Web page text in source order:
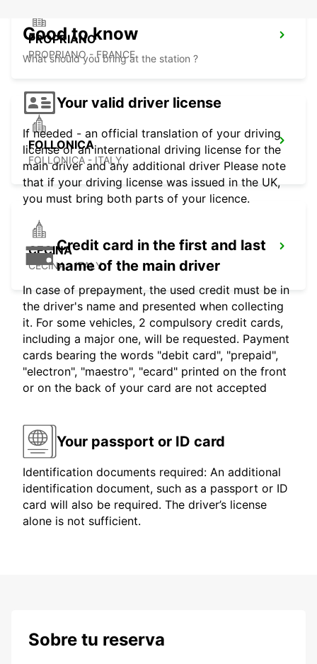
PROPRIANO
PROPRIANO - FRANCE
FOLLONICA
FOLLONICA - ITALY
CECINA
CECINA - ITALY
Good to know
What should you bring at the station ?
Your valid driver license
If needed - an official translation of your driving
license or an international driving license for the
main driver and any additional driver Please note
that if your driving license was issued in the UK,
you must bring both parts of your licence.
Credit card in the first and last
name of the main driver
In case of prepayment, the used credit must be in
the driver's name and presented when collecting
it. For some vehicles, 2 compulsory credit cards,
including a major one, will be requested. Payment
cards bearing the words "debit card", "prepaid",
"electron", "maestro", "ecard" printed on the front
or on the back of your card are not accepted
Your passport or ID card
Identification documents required: An additional
identification document, such as a passport or ID
card will also be required. The driver’s license
alone is not sufficient.
Sobre tu reserva